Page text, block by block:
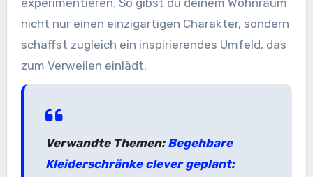
nicht nur einen einzigartigen Charakter, sondern
schaffst zugleich ein inspirierendes Umfeld, das
zum Verweilen einlädt.
Verwandte Themen: Begehbare
Kleiderschränke clever geplant: